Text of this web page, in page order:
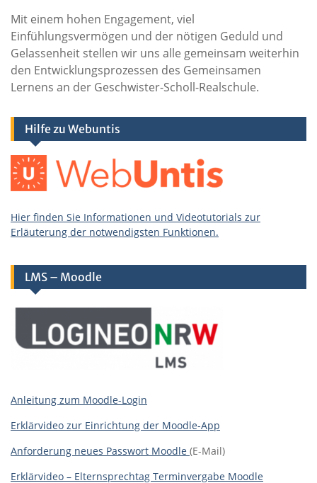
Mit einem hohen Engagement, viel
Einfühlungsvermögen und der nötigen Geduld und
Gelassenheit stellen wir uns alle gemeinsam weiterhin
den Entwicklungsprozessen des Gemeinsamen
Lernens an der Geschwister-Scholl-Realschule.
Hilfe zu Webuntis
Hier finden Sie Informationen und Videotutorials zur
Erläuterung der notwendigsten Funktionen.
LMS – Moodle
Anleitung zum Moodle-Login
Erklärvideo zur Einrichtung der Moodle-App
Anforderung neues Passwort Moodle (E-Mail)
Erklärvideo – Elternsprechtag Terminvergabe Moodle